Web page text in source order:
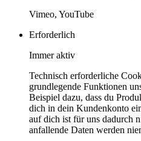
Vimeo, YouTube
Erforderlich
Immer aktiv
Technisch erforderliche
grundlegende Funktionen
Beispiel dazu, dass du
dich in dein Kundenkonto
auf dich ist für uns dadurch
anfallende Daten werden